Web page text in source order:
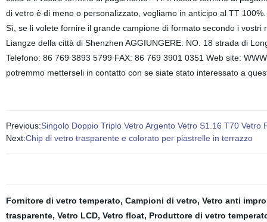
di vetro è di meno o personalizzato, vogliamo in anticipo al TT
Sì, se li volete fornire il grande campione di formato secondo i
Liangze della città di Shenzhen AGGIUNGERE: NO. 18 strada di
Telefono: 86 769 3893 5799 FAX: 86 769 3901 0351 Web site:
potremmo metterseli in contatto con se siate stato interessato a
Previous:Singolo Doppio Triplo Vetro Argento Vetro S1.16 T70
Next:Chip di vetro trasparente e colorato per piastrelle in terrazzo
Fornitore di vetro temperato, Campioni di vetro, Vetro anti
trasparente, Vetro LCD, Vetro float, Produttore di vetro